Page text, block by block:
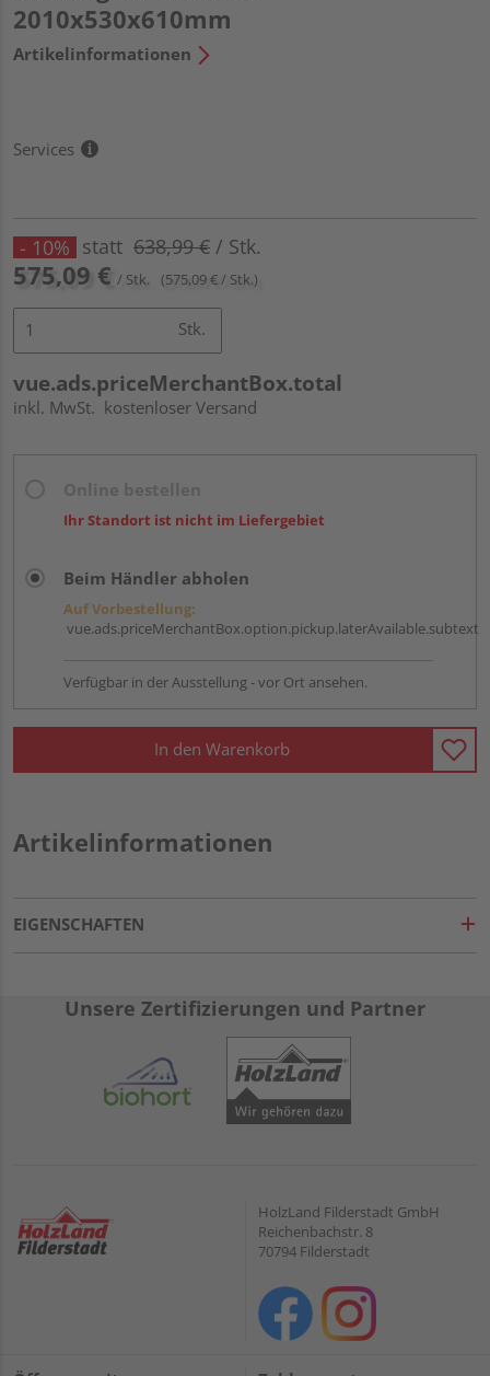
2010x530x610mm
Artikelinformationen
Services
- 10% statt 638,99 € / Stk.
575,09 € / Stk. (575,09 € / Stk.)
Stk.
vue.ads.priceMerchantBox.total
inkl. MwSt. kostenloser Versand
Ihr Standort ist nicht im Liefergebiet
Beim Händler abholen
Auf Vorbestellung:
vue.ads.priceMerchantBox.option.pickup.laterAvailable.subtext
Verfügbar in der Ausstellung - vor Ort ansehen.
In den Warenkorb
Artikelinformationen
EIGENSCHAFTEN
Unsere Zertifizierungen und Partner
HolzLand Filderstadt GmbH
Reichenbachstr. 8
70794 Filderstadt